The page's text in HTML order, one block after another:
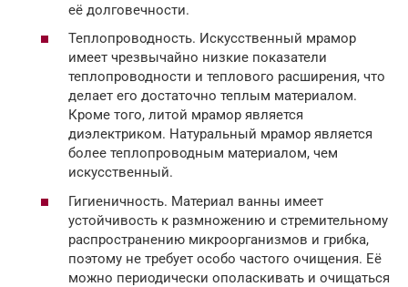
её долговечности.
Теплопроводность. Искусственный мрамор
имеет чрезвычайно низкие показатели
теплопроводности и теплового расширения, что
делает его достаточно теплым материалом.
Кроме того, литой мрамор является
диэлектриком. Натуральный мрамор является
более теплопроводным материалом, чем
искусственный.
Гигиеничность. Материал ванны имеет
устойчивость к размножению и стремительному
распространению микроорганизмов и грибка,
поэтому не требует особо частого очищения. Её
можно периодически ополаскивать и очищаться